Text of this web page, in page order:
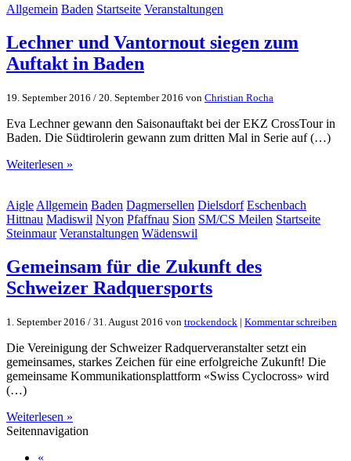
Allgemein Baden Startseite Veranstaltungen
Lechner und Vantornout siegen zum
Auftakt in Baden
19. September 2016 / 20. September 2016 von Christian Rocha
Eva Lechner gewann den Saisonauftakt bei der EKZ CrossTour in
Baden. Die Südtirolerin gewann zum dritten Mal in Serie auf (…)
Weiterlesen »
Aigle Allgemein Baden Dagmersellen Dielsdorf Eschenbach
Hittnau Madiswil Nyon Pfaffnau Sion SM/CS Meilen Startseite
Steinmaur Veranstaltungen Wädenswil
Gemeinsam für die Zukunft des
Schweizer Radquersports
1. September 2016 / 31. August 2016 von trockendock | Kommentar schreiben
Die Vereinigung der Schweizer Radquerveranstalter setzt ein
gemeinsames, starkes Zeichen für eine erfolgreiche Zukunft! Die
gemeinsame Kommunikationsplattform «Swiss Cyclocross» wird
(…)
Weiterlesen »
Seitennavigation
«